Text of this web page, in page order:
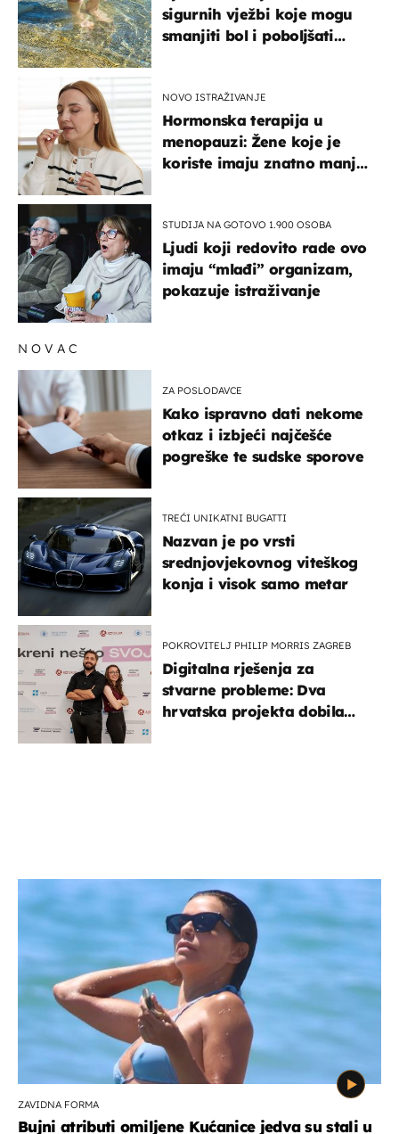
sigurnih vježbi koje mogu
smanjiti bol i poboljšati
NOVO ISTRAŽIVANJE
Hormonska terapija u
menopauzi: Žene koje je
koriste imaju znatno manji
STUDIJA NA GOTOVO 1.900 OSOBA
Ljudi koji redovito rade ovo
imaju “mlađi” organizam,
pokazuje istraživanje
NOVAC
ZA POSLODAVCE
Kako ispravno dati nekome
otkaz i izbjeći najčešće
pogreške te sudske sporove
TREĆI UNIKATNI BUGATTI
Nazvan je po vrsti
srednjovjekovnog viteškog
konja i visok samo metar
POKROVITELJ PHILIP MORRIS ZAGREB
Digitalna rješenja za
stvarne probleme: Dva
hrvatska projekta dobila
ZAVIDNA FORMA
Bujni atributi omiljene Kućanice jedva su stali u